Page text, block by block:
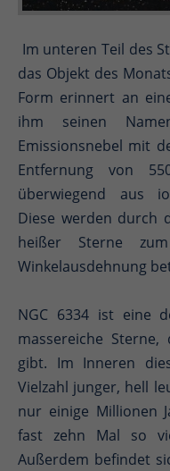
Im unteren Teil des
das Objekt des
Form erinnert an
ihm seinen
Emissionsnebel mit
Entfernung von
überwiegend aus
Diese werden durch
heißer Sterne
Winkelausdehnung
NGC 6334 ist eine
massereiche
gibt. Im Inneren
Vielzahl junger, hell
nur einige Millionen
fast zehn Mal so
Außerdem befindet